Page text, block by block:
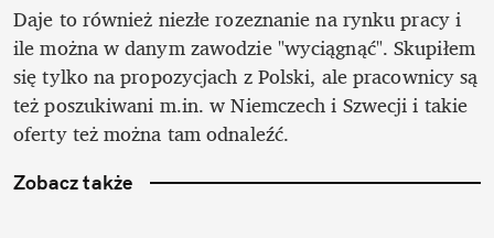
Daje to również niezłe rozeznanie na rynku pracy i
ile można w danym zawodzie "wyciągnąć". Skupiłem
się tylko na propozycjach z Polski, ale pracownicy są
też poszukiwani m.in. w Niemczech i Szwecji i takie
oferty też można tam odnaleźć.
Zobacz także